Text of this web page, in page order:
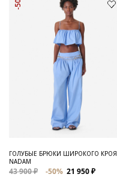
ГОЛУБЫЕ БРЮКИ ШИРОКОГО КРОЯ
NADAM
43 900 ₽ -50% 21 950 ₽